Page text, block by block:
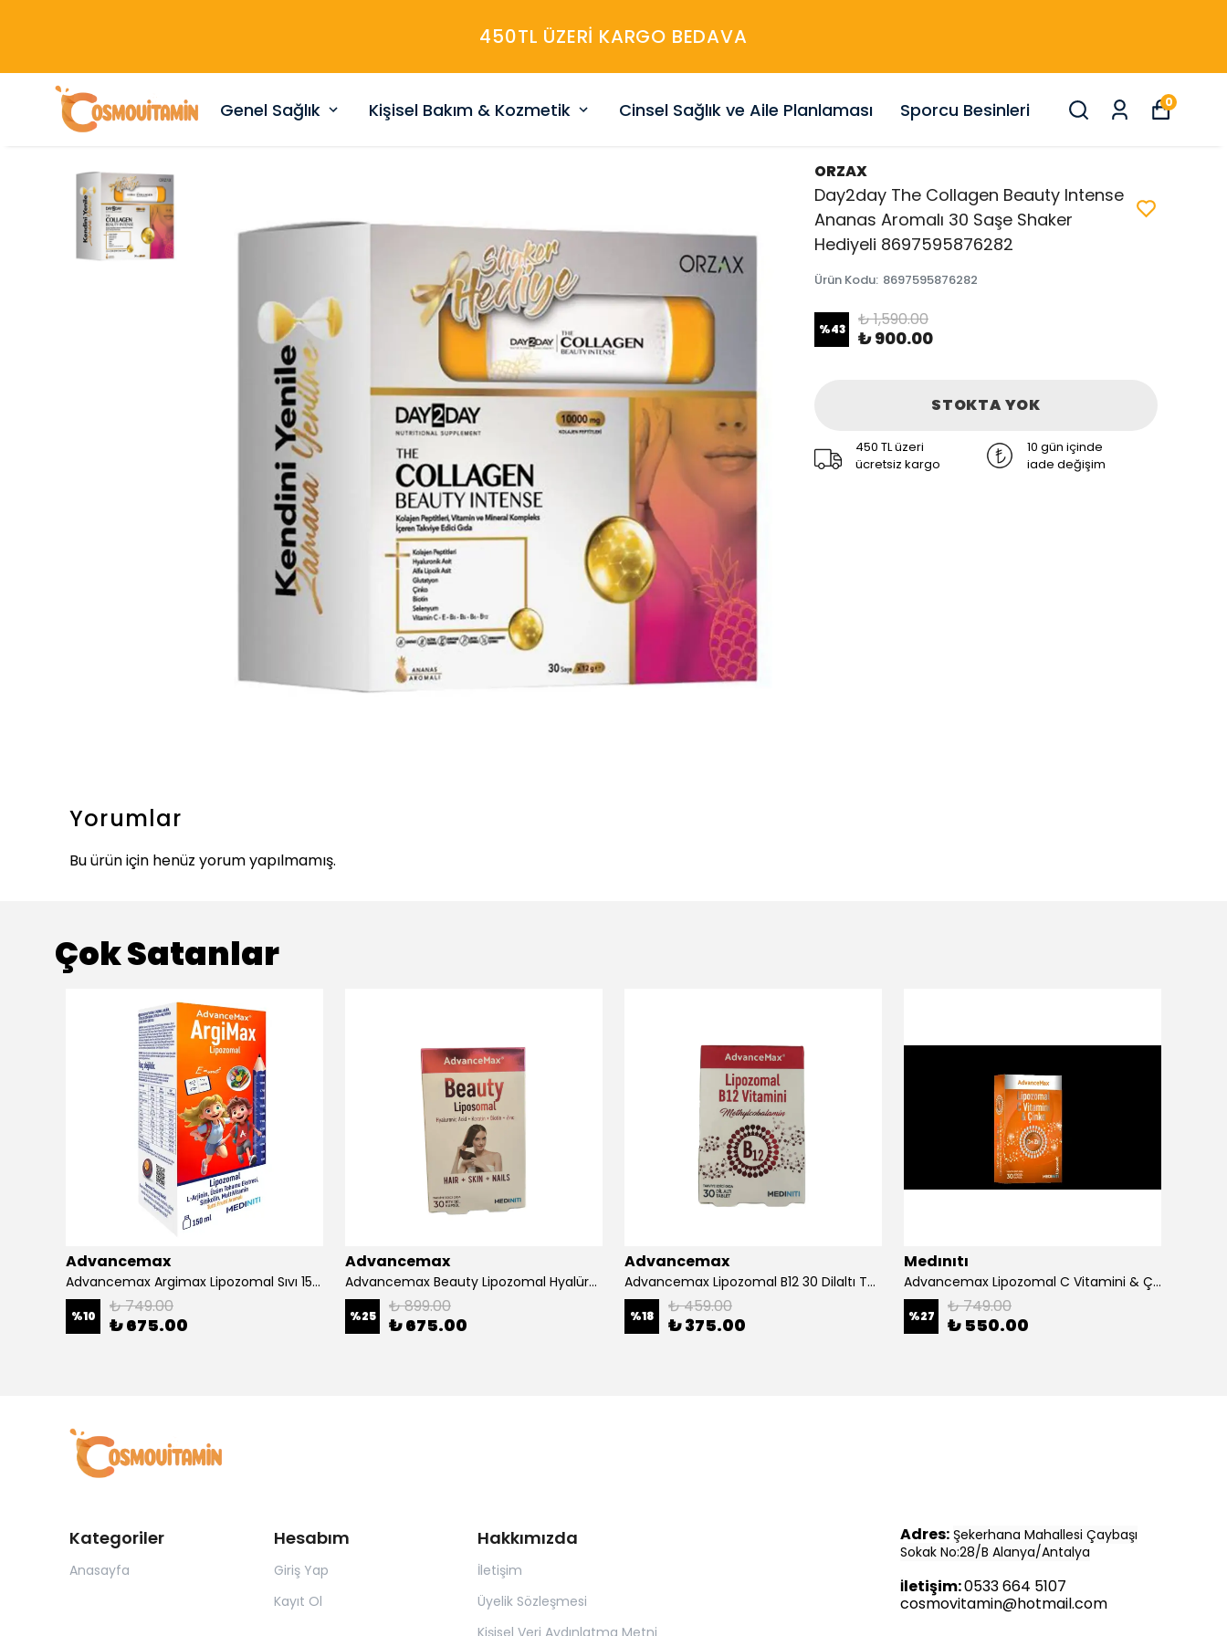
450TL ÜZERİ KARGO BEDAVA
Genel Sağlık Kişisel Bakım & Kozmetik Cinsel Sağlık ve Aile Planlaması Sporcu Besinleri 0
ORZAX
Day2day The Collagen Beauty Intense
Ananas Aromalı 30 Saşe Shaker
Hediyeli 8697595876282
Ürün Kodu: 8697595876282
%43 ₺ 1,590.00
₺ 900.00
STOKTA YOK
450 TL üzeri
ücretsiz kargo
10 gün içinde
iade değişim
Yorumlar
Bu ürün için henüz yorum yapılmamış.
Çok Satanlar
Advancemax
Advancemax Argimax Lipozomal Sıvı 150 ml 8684375607587
%10 ₺ 749.00
₺ 675.00
Advancemax
Advancemax Beauty Lipozomal Hyalüronik Asit Keratin Biotin Zn 30 Kapsül 8684375607556
%25 ₺ 899.00
₺ 675.00
Advancemax
Advancemax Lipozomal B12 30 Dilaltı Tablet 8684375607525
%18 ₺ 459.00
₺ 375.00
Medınıtı
Advancemax Lipozomal C Vitamini & Çinko 30 Kapsül 8684375607549
%27 ₺ 749.00
₺ 550.00
Kategoriler
Anasayfa
Hesabım
Giriş Yap
Kayıt Ol
Hakkımızda
İletişim
Üyelik Sözleşmesi
Adres: Şekerhana Mahallesi Çaybaşı
Sokak No:28/B Alanya/Antalya
İletişim:0533 664 5107
cosmovitamin@hotmail.com